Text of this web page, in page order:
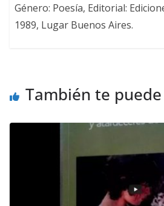
Género: Poesía, Editorial:
1989, Lugar Buenos Aires.
También te